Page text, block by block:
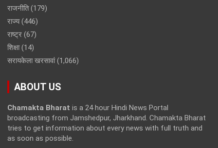
राजनीति(179)
राज्य(446)
राष्ट्र (67)
शिक्षा(14)
सरायकेला खरसावां(1,066)
ABOUT US
Chamakta Bharat is a 24 hour Hindi News Portal
broadcasting from Jamshedpur, Jharkhand. Chamakta Bharat
tries to get information about every news with full truth and
as soon as possible.